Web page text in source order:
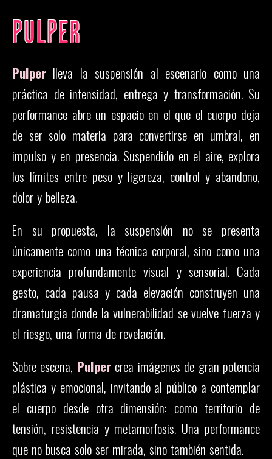
PULPER
Pulper lleva la suspensión al escenario como una
práctica de intensidad, entrega y transformación. Su
performance abre un espacio en el que el cuerpo deja
de ser solo materia para convertirse en umbral, en
impulso y en presencia. Suspendido en el aire, explora
los límites entre peso y ligereza, control y abandono,
dolor y belleza.
En su propuesta, la suspensión no se presenta
únicamente como una técnica corporal, sino como una
experiencia profundamente visual y sensorial. Cada
gesto, cada pausa y cada elevación construyen una
dramaturgia donde la vulnerabilidad se vuelve fuerza y
el riesgo, una forma de revelación.
Sobre escena, Pulpercrea imágenes de gran potencia
plástica y emocional, invitando al público a contemplar
el cuerpo desde otra dimensión: como territorio de
tensión, resistencia y metamorfosis. Una performance
que no busca solo ser mirada, sino también sentida.